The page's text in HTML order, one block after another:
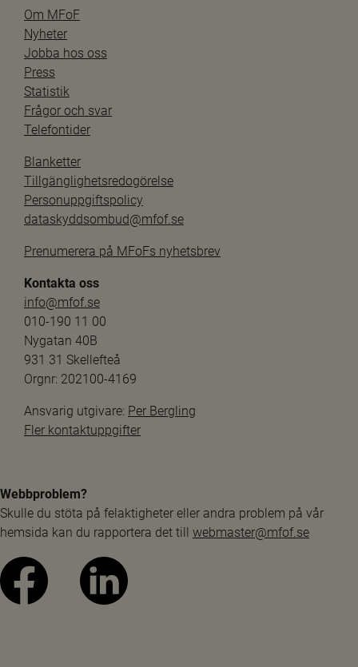
Om MFoF
Nyheter
Jobba hos oss
Press
Statistik
Frågor och svar
Telefontider
Blanketter
Tillgänglighetsredogörelse
Personuppgiftspolicy
dataskyddsombud@mfof.se
Prenumerera på MFoFs nyhetsbrev
Kontakta oss
info@mfof.se
010-190 11 00
Nygatan 40B
931 31 Skellefteå
Orgnr: 202100-4169
Ansvarig utgivare: Per Bergling
Fler kontaktuppgifter
Webbproblem?
Skulle du stöta på felaktigheter eller andra problem på vår
hemsida kan du rapportera det till webmaster@mfof.se